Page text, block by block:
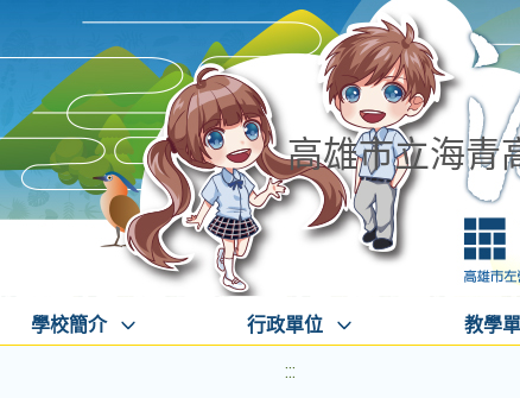
高雄市立海青
學校簡介 行政單位 教學
:::